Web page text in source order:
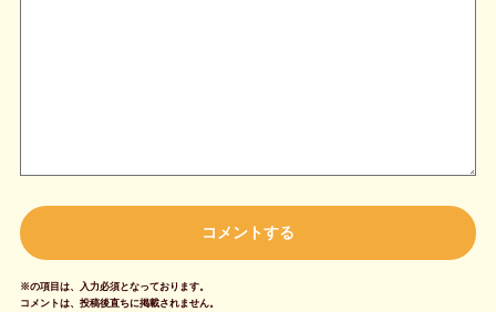
※の項目は、入力必須となっております。
コメントは、投稿後直ちに掲載されません。